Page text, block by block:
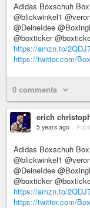
Adidas Boxschuh
@blickwinkel1
@DeineIdee
@boxticker
https://amzn.to/
https://twitter.com/
0 comments
erich
5 years ago –
Adidas Boxschuh
@blickwinkel1
@DeineIdee
@boxticker
https://amzn.to/
https://twitter.com/